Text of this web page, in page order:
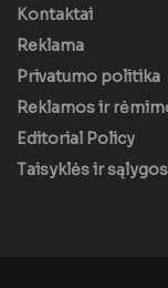
Kontaktai
Reklama
Privatumo politika
Reklamos ir
Editorial Policy
Taisyklės ir sąlygos